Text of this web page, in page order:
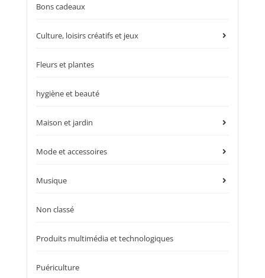
Bons cadeaux
Culture, loisirs créatifs et jeux
Fleurs et plantes
hygiène et beauté
Maison et jardin
Mode et accessoires
Musique
Non classé
Produits multimédia et technologiques
Puériculture